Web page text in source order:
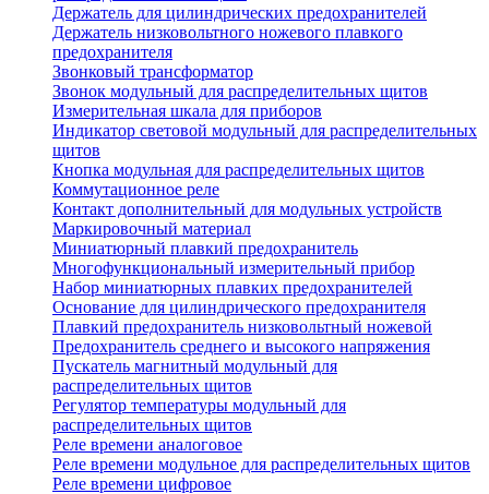
Держатель для цилиндрических предохранителей
Держатель низковольтного ножевого плавкого
предохранителя
Звонковый трансформатор
Звонок модульный для распределительных щитов
Измерительная шкала для приборов
Индикатор световой модульный для распределительных
щитов
Кнопка модульная для распределительных щитов
Коммутационное реле
Контакт дополнительный для модульных устройств
Маркировочный материал
Миниатюрный плавкий предохранитель
Многофункциональный измерительный прибор
Набор миниатюрных плавких предохранителей
Основание для цилиндрического предохранителя
Плавкий предохранитель низковольтный ножевой
Предохранитель среднего и высокого напряжения
Пускатель магнитный модульный для
распределительных щитов
Регулятор температуры модульный для
распределительных щитов
Реле времени аналоговое
Реле времени модульное для распределительных щитов
Реле времени цифровое